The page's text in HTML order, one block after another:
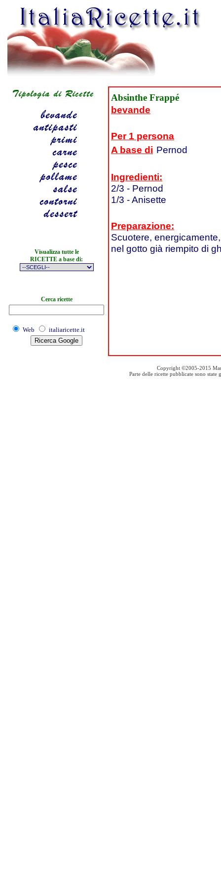
Visualizza tutte le
RICETTE a base di:
Cerca ricette
Web italiaricette.it
Absinthe Frappé
bevande
Per 1 persona
A base di Pernod
Ingredienti:
2/3 - Pernod
1/3 - Anisette
Preparazione:
Scuotere,
nel gotto già riempito di
Copyright ©2005-2015
Parte delle ricette pubblicate sono state